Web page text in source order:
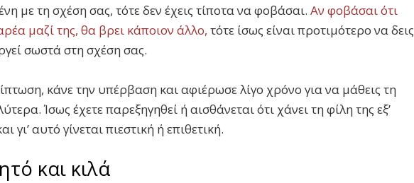
με τη σχέση σας, τότε δεν έχεις τίποτα να φοβάσαι. Αν φοβάσαι ότι
μαζί της, θα βρει κάποιον άλλο, τότε ίσως είναι προτιμότερο να δεις
σωστά στη σχέση σας.
κάνε την υπέρβαση και αφιέρωσε λίγο χρόνο για να μάθεις τη
Ίσως έχετε παρεξηγηθεί ή αισθάνεται ότι χάνει τη φίλη της εξ’
γι’ αυτό γίνεται πιεστική ή επιθετική.
και κιλά